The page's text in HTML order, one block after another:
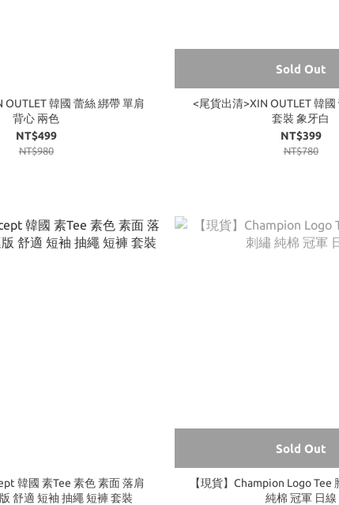
OUTLET 韓國 蕾絲 綁帶 單肩
背心 兩色
NT$499
NT$980
Sold Out
<尾貨出清>XIN OUTLET 韓
套裝 象牙白
NT$399
NT$780
韓國 素Tee 素色 素面 落肩
舒適 短袖 抽繩 短褲 套裝
Sold Out
【現貨】Champion Logo Tee
純棉 冠軍 日線